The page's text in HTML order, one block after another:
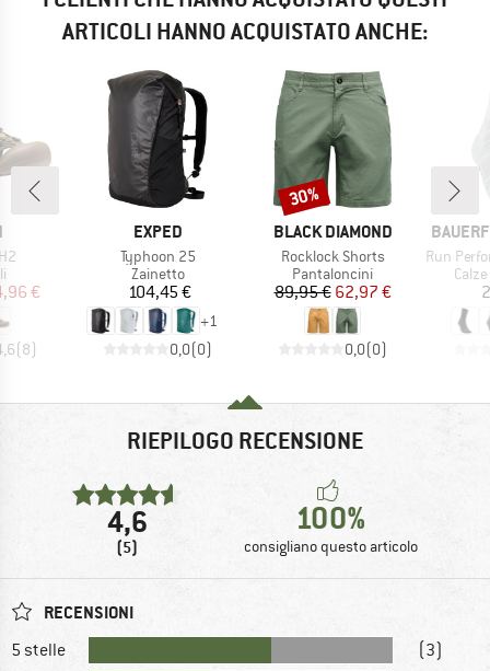
ARTICOLI HANNO ACQUISTATO ANCHE:
di prodotti
ridotto
€
(8)
MARCHIO
EXPED
Articolo
Typhoon 25
Gruppo di prodotti
Zainetto
Prezzo
104,45 €
+1
0,0(0)
MARCHIO
BLACK DIAMOND
Articolo
Rocklock Shorts
Gruppo di prodotti
Pantaloncini
Prezzo
89,95 €Prezzo ridotto
62,97 €
0,0(0)
Sconto
30%
Articolo
Run
RIEPILOGO RECENSIONE
4,6
(5)
100%
consigliano questo articolo
RECENSIONI
5 stelle
(3)